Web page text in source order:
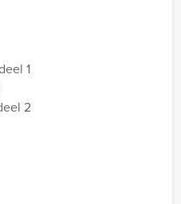
1
2